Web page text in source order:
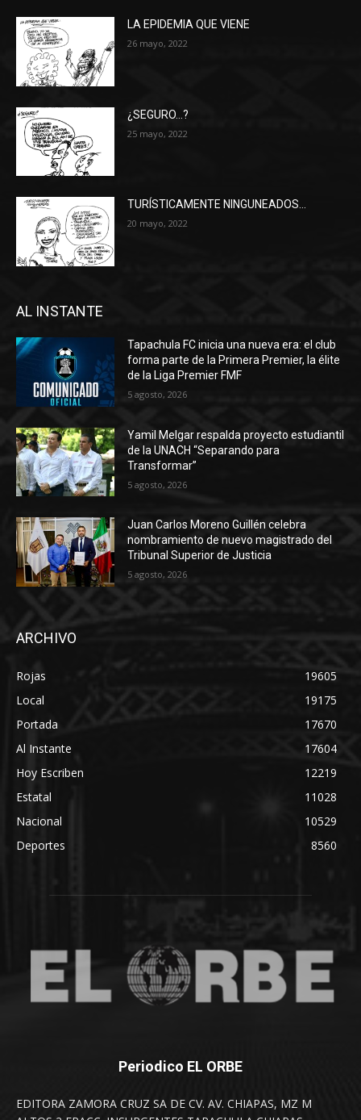
LA EPIDEMIA QUE VIENE
26 mayo, 2022
¿SEGURO…?
25 mayo, 2022
TURÍSTICAMENTE NINGUNEADOS…
20 mayo, 2022
AL INSTANTE
Tapachula FC inicia una nueva era: el club
forma parte de la Primera Premier, la élite
de la Liga Premier FMF
5 agosto, 2026
Yamil Melgar respalda proyecto estudiantil
de la UNACH “Separando para
Transformar”
5 agosto, 2026
Juan Carlos Moreno Guillén celebra
nombramiento de nuevo magistrado del
Tribunal Superior de Justicia
5 agosto, 2026
ARCHIVO
Rojas
19605
Local
19175
Portada
17670
Al Instante
17604
Hoy Escriben
12219
Estatal
11028
Nacional
10529
Deportes
8560
Periodico EL ORBE
EDITORA ZAMORA CRUZ SA DE CV. AV. CHIAPAS, MZ M